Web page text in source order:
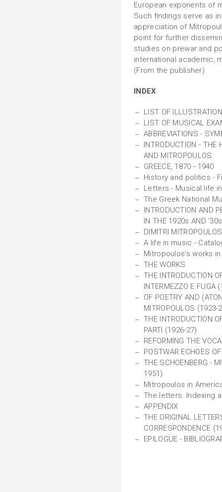
European exponents of
Such findings serve as
appreciation of
point for further
studies on prewar and
international academic,
(From the publisher)
INDEX
LIST OF
LIST OF MUSICAL
ABBREVIATIONS -
INTRODUCTION - THE
AND MITROPOULOS
GREECE, 1870 - 1940
History and politics -
Letters - Musical life
The Greek National
INTRODUCTION AND
IN THE 1920s AND '30s
DIMITRI
A life in music -
Mitropoulos's works
THE WORKS
THE INTRODUCTION
INTERMEZZO E FUGA
OF POETRY AND
MITROPOULOS (1923-
THE INTRODUCTION
PARTI (1926-27)
REFORMING THE
POSTWAR ECHOES
THE SCHOENBERG -
1951)
Mitropoulos in
The letters. Indexing
APPENDIX
THE ORIGINAL
CORRESPONDENCE
EPILOGUE -